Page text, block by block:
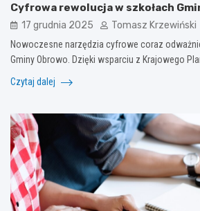
Cyfrowa rewolucja w szkołach
17 grudnia 2025 Tomasz Krzewiński
Nowoczesne narzędzia cyfrowe coraz
Gminy Obrowo. Dzięki wsparciu z Krajowego
Czytaj dalej